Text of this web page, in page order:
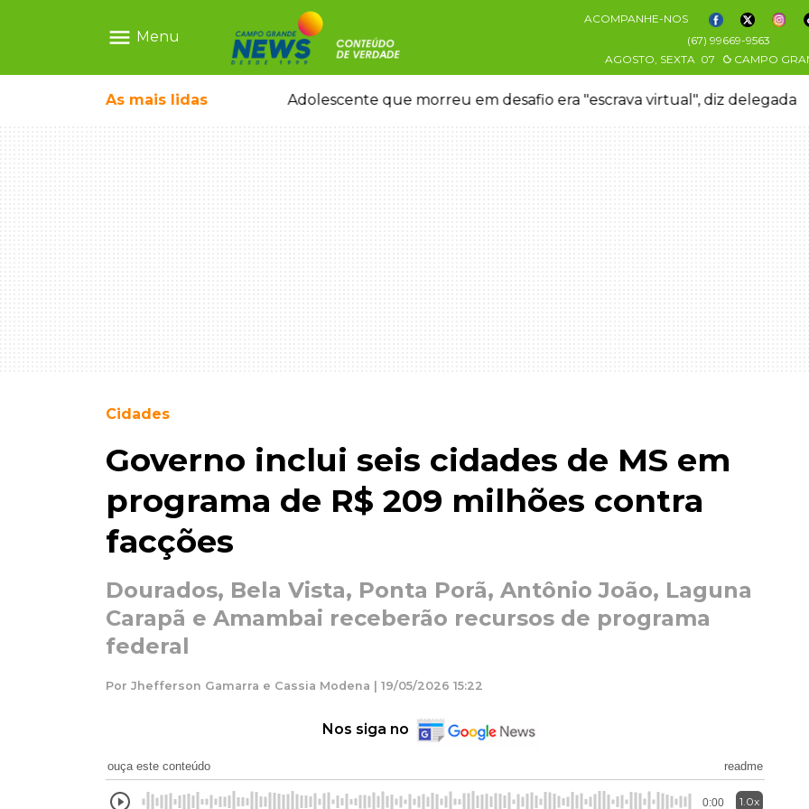
menu Menu
ACOMPANHE-NOS
(67) 99669-9563
AGOSTO, SEXTA 07 CAMPO
As mais lidas
ganhar dia oficial em MS Adolescente que morreu em desafio era "escrava virtual", diz delegada
Cidades
Governo inclui seis cidades de MS em
programa de R$ 209 milhões contra
facções
Dourados, Bela Vista, Ponta Porã, Antônio João, Laguna
Carapã e Amambai receberão recursos de programa
federal
Por Jhefferson Gamarra e Cassia Modena | 19/05/2026 15:22
Nos siga no
ouça este conteúdo readme
0:00 1.0x